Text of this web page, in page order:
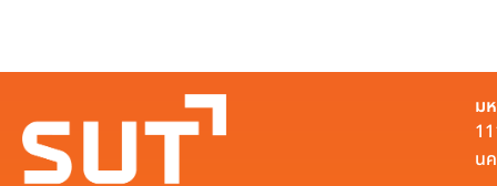
ม
น